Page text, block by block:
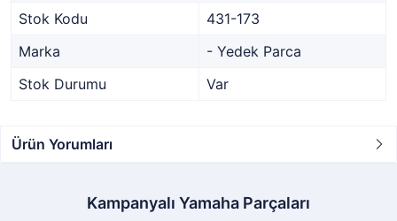
Stok Kodu
431-173
Marka
- Yedek Parca
Stok Durumu
Var
Ürün Yorumları
Kampanyalı Yamaha Parçaları